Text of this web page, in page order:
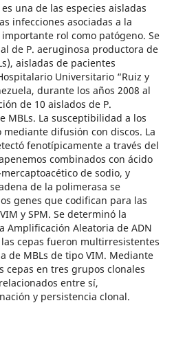
una de las especies aisladas
infecciones asociadas a la
rol como patógeno. Se
de P. aeruginosa productora de
aisladas de pacientes
Universitario “Ruiz y
durante los años 2008 al
de 10 aislados de P.
MBLs. La susceptibilidad a los
difusión con discos. La
fenotípicamente a través del
combinados con ácido
de sodio, y
de la polimerasa se
genes que codifican para las
y SPM. Se determinó la
Amplificación Aleatoria de ADN
las cepas fueron multirresistentes
de MBLs de tipo VIM. Mediante
cepas en tres grupos clonales
entre sí,
y persistencia clonal.